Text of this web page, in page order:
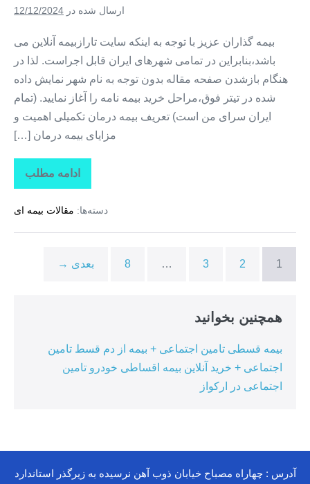
در
ارسال شده در 12/12/2024
بیمه گذاران عزیز با توجه به اینکه سایت تارازبیمه آنلاین می
باشد،بنابراین در تمامی شهرهای ایران قابل اجراست. لذا در
هنگام بازشدن صفحه مقاله بدون توجه به نام شهر نمایش داده
شده در تیتر فوق،مراحل خرید بیمه نامه را آغاز نمایید. (تمام
ایران سرای من است) تعریف بیمه درمان تکمیلی اهمیت و
مزایای بیمه درمان […]
ادامه مطلب
تاراز
بیمه
بیمه
درمان
دسته‌ها: مقالات بیمه ای
1
2
3
…
8 بعدی →
همچنین بخوانید
بیمه قسطی تامین اجتماعی + بیمه از دم قسط تامین
اجتماعی + خرید آنلاین بیمه اقساطی خودرو تامین
اجتماعی در ارکواز
آدرس : چهاراه مصباح خیابان ذوب آهن نرسیده به زیرگذر استاندارد